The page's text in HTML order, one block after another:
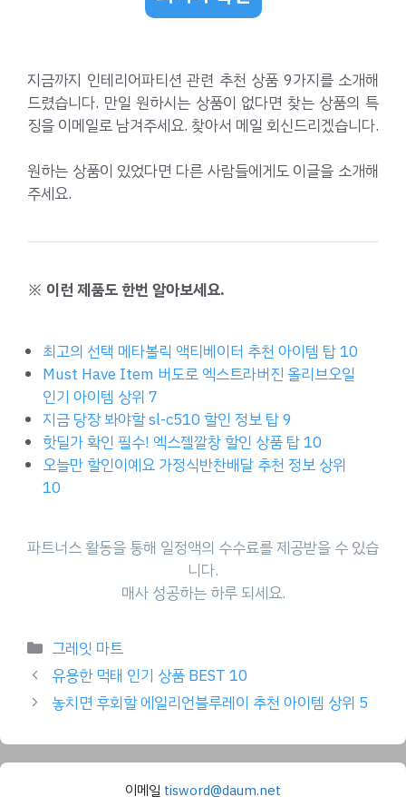
지금까지 인테리어파티션 관련 추천 상품 9가지를 소개해
드렸습니다. 만일 원하시는 상품이 없다면 찾는 상품의 특
징을 이메일로 남겨주세요. 찾아서 메일 회신드리겠습니다.
원하는 상품이 있었다면 다른 사람들에게도 이글을 소개해
주세요.
※ 이런 제품도 한번 알아보세요.
최고의 선택 메타볼릭 액티베이터 추천 아이템 탑 10
Must Have Item 버도로 엑스트라버진 올리브오일
인기 아이템 상위 7
지금 당장 봐야할 sl-c510 할인 정보 탑 9
핫딜가 확인 필수! 엑스젤깔창 할인 상품 탑 10
오늘만 할인이예요 가정식반찬배달 추천 정보 상위
10
파트너스 활동을 통해 일정액의 수수료를 제공받을 수 있습
니다.
매사 성공하는 하루 되세요.
Categories
그레잇 마트
유용한 먹태 인기 상품 BEST 10
놓치면 후회할 에일리언블루레이 추천 아이템 상위 5
이메일 tisword@daum.net